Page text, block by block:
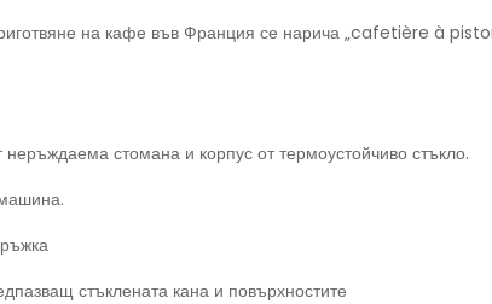
на кафе във Франция се нарича „cafetière à
стомана и корпус от термоустойчиво стъкло.
стъклената кана и повърхностите